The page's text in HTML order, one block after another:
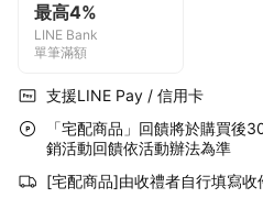
最高4%
LINE Bank
單筆滿額
支援LINE Pay / 信用卡
「宅配商品」回饋將於購買後
銷活動回饋依活動辦法為準
[宅配商品]由收禮者自行填寫收